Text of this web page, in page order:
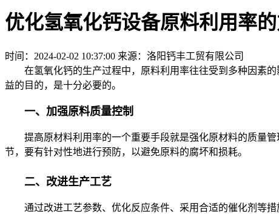
优化氢氧化钙设备原料利用率
时间：2024-02-02 10:37:00 来源：洛阳钙丰工贸有限公司
在氢氧化钙的生产过程中，原料利用率往往受到多种因素的
益的目的，是十分必要的。
一、加强原料质量控制
提高原材料利用率的一个重要手段就是强化原材料的质量管
节，要有针对性地进行预防，以避免原料的腐坏和损耗。
二、改进生产工艺
通过改进工艺参数、优化反应条件、采用合适的催化剂等措